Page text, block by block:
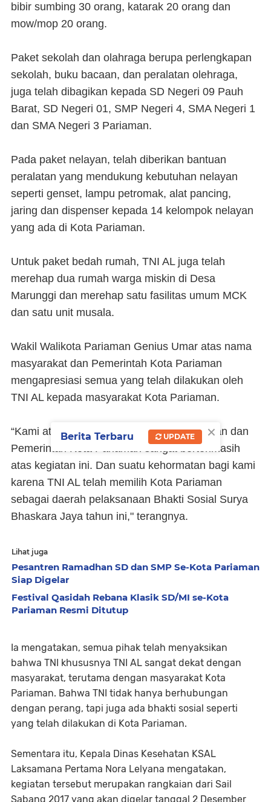
bibir sumbing 30 orang, katarak 20 orang dan
mow/mop 20 orang.
Paket sekolah dan olahraga berupa perlengkapan
sekolah, buku bacaan, dan peralatan olehraga,
juga telah dibagikan kepada SD Negeri 09 Pauh
Barat, SD Negeri 01, SMP Negeri 4, SMA Negeri 1
dan SMA Negeri 3 Pariaman.
Pada paket nelayan, telah diberikan bantuan
peralatan yang mendukung kebutuhan nelayan
seperti genset, lampu petromak, alat pancing,
jaring dan dispenser kepada 14 kelompok nelayan
yang ada di Kota Pariaman.
Untuk paket bedah rumah, TNI AL juga telah
merehap dua rumah warga miskin di Desa
Marunggi dan merehap satu fasilitas umum MCK
dan satu unit musala.
Wakil Walikota Pariaman Genius Umar atas nama
masyarakat dan Pemerintah Kota Pariaman
mengapresiasi semua yang telah dilakukan oleh
TNI AL kepada masyarakat Kota Pariaman.
“Kami atas nama masyarakat Kota Pariaman dan
Pemerintah Kota Pariaman sangat berterimasih
atas kegiatan ini. Dan suatu kehormatan bagi kami
karena TNI AL telah memilih Kota Pariaman
sebagai daerah pelaksanaan Bhakti Sosial Surya
Bhaskara Jaya tahun ini," terangnya.
Lihat juga
Pesantren Ramadhan SD dan SMP Se-Kota Pariaman
Siap Digelar
Festival Qasidah Rebana Klasik SD/MI se-Kota
Pariaman Resmi Ditutup
Ia mengatakan, semua pihak telah menyaksikan
bahwa TNI khususnya TNI AL sangat dekat dengan
masyarakat, terutama dengan masyarakat Kota
Pariaman. Bahwa TNI tidak hanya berhubungan
dengan perang, tapi juga ada bhakti sosial seperti
yang telah dilakukan di Kota Pariaman.
Sementara itu, Kepala Dinas Kesehatan KSAL
Laksamana Pertama Nora Lelyana mengatakan,
kegiatan tersebut merupakan rangkaian dari Sail
Sabang 2017 yang akan digelar tanggal 2 Desember
×
Berita Terbaru UPDATE